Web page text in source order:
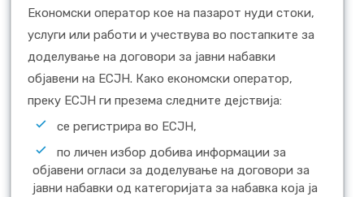
Економски оператор кое на пазарот нуди стоки,
услуги или работи и учествува во постапките за
доделување на договори за јавни набавки
објавени на ЕСЈН. Како економски оператор,
преку ЕСЈН ги презема следните дејствија:
се регистрира во ЕСЈН,
по личен избор добива информации за
објавени огласи за доделување на договори за
јавни набавки од категоријата за набавка која ја